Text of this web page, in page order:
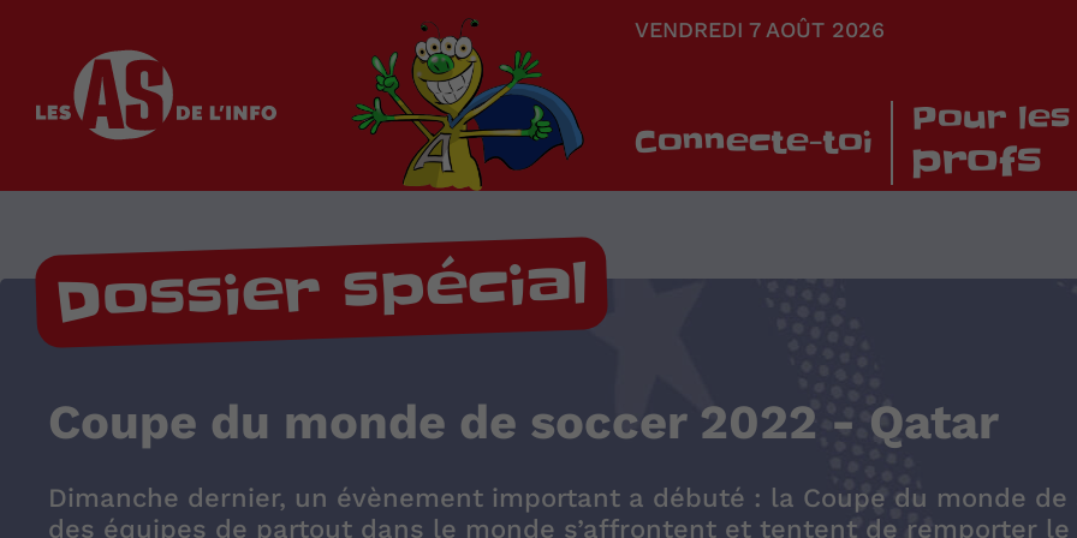
VENDREDI 7 AOÛT 2026
Connecte-toi
Pour les
profs
Dossier spécial
Coupe du monde de soccer 2022 - Qatar
Dimanche dernier, un évènement important a débuté : la Coupe du monde
des équipes de partout dans le monde s’affrontent et tentent de remporter